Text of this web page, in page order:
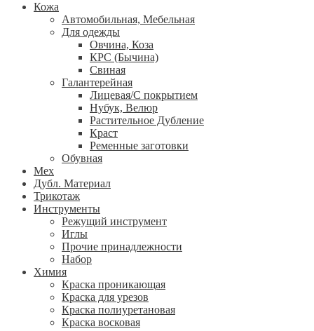
Кожа
Автомобильная, Мебельная
Для одежды
Овчина, Коза
КРС (Бычина)
Свиная
Галантерейная
Лицевая/С покрытием
Нубук, Велюр
Растительное Дубление
Краст
Ременные заготовки
Обувная
Мех
Дубл. Материал
Трикотаж
Инструменты
Режущий инструмент
Иглы
Прочие принадлежности
Набор
Химия
Краска проникающая
Краска для урезов
Краска полиуретановая
Краска восковая